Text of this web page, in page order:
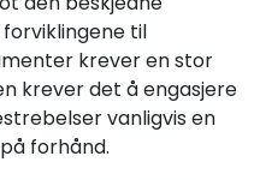
til
krever en stor
krever det å engasjere
vanligvis en
forhånd.